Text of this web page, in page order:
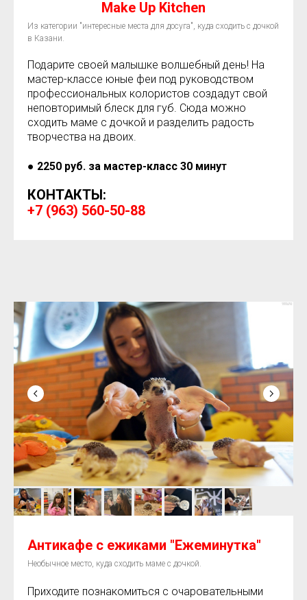
Make Up Kitchen
Из категории "интересные места для досуга", куда сходить с дочкой
в Казани.
Подарите своей малышке волшебный день! На
мастер-классе юные феи под руководством
профессиональных колористов создадут свой
неповторимый блеск для губ. Сюда можно
сходить маме с дочкой и разделить радость
творчества на двоих.
● 2250 руб. за мастер-класс 30 минут
КОНТАКТЫ:
+ 7 (963) 560-50-88
Антикафе с ежиками "Ежеминутка"
Необычное место, куда сходить маме с дочкой.
Приходите познакомиться с очаровательными